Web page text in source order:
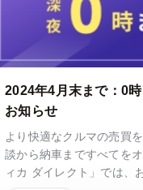
2024年4月末まで：0
お知らせ
より快適なクルマの売買
談から納車まですべてを
ィカ ダイレクト」では、